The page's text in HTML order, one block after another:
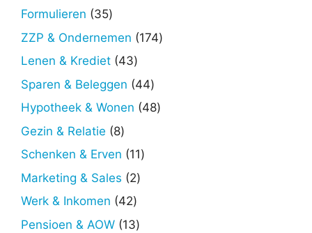
producten
Formulieren 3535
producten
ZZP & Ondernemen 174174
Lenen & Krediet 4343
producten
Sparen & Beleggen 4444
producten
Hypotheek & Wonen 4848
Gezin & Relatie 88
producten
Schenken & Erven 1111
Marketing & Sales 22
Werk & Inkomen 4242
producten
Pensioen & AOW 1313